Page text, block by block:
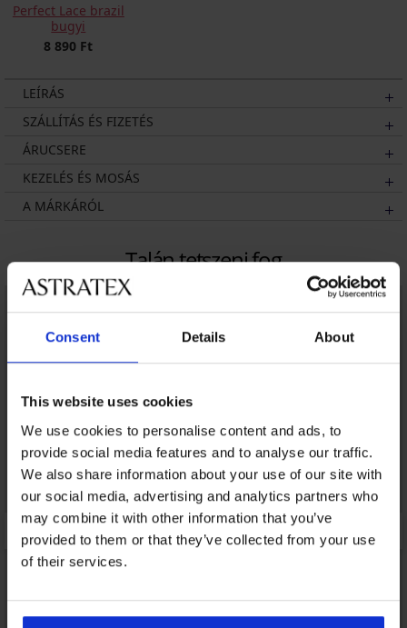
Consent Details About
This website uses cookies
We use cookies to personalise content and ads, to
provide social media features and to analyse our traffic.
We also share information about your use of our site with
our social media, advertising and analytics partners who
may combine it with other information that you’ve
provided to them or that they’ve collected from your use
of their services.
Perfect Lace brazil
bugyi
8 890 Ft
LEÍRÁS
SZÁLLÍTÁS ÉS FIZETÉS
ÁRUCSERE
KEZELÉS ÉS MOSÁS
A MÁRKÁRÓL
Talán tetszeni fog
3+1 INGYEN